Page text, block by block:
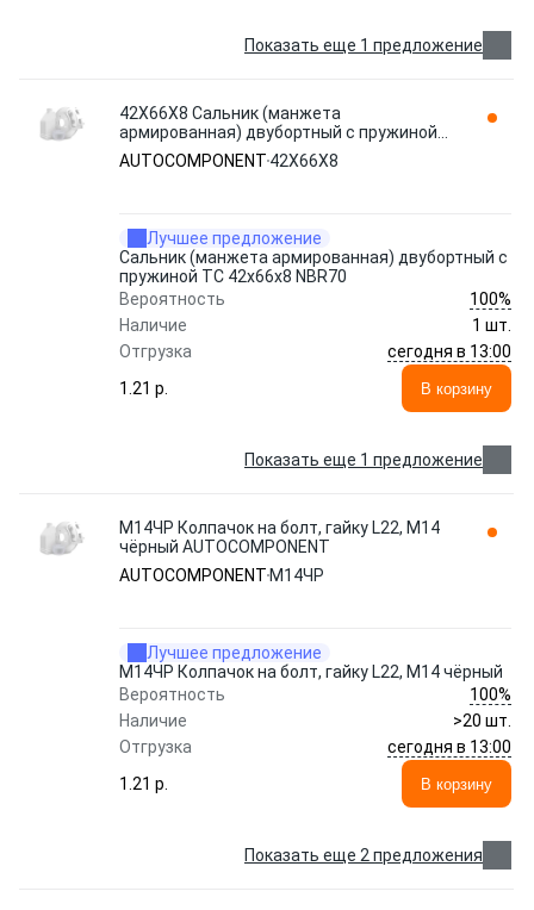
Показать еще 1 предложение
42Х66Х8 Сальник (манжета
армированная) двубортный с пружиной
TC 42х66х8 NBR70 AUTOCOMPONENT
AUTOCOMPONENT 42Х66Х8
Лучшее предложение
Сальник (манжета армированная) двубортный с
пружиной TC 42х66х8 NBR70
Вероятность
100%
Наличие
1 шт.
Отгрузка
сегодня в 13:00
1.21 p.
В корзину
Показать еще 1 предложение
М14ЧР Колпачок на болт, гайку L22, М14
чёрный AUTOCOMPONENT
AUTOCOMPONENT М14ЧР
Лучшее предложение
М14ЧР Колпачок на болт, гайку L22, М14 чёрный
Вероятность
100%
Наличие
>20 шт.
Отгрузка
сегодня в 13:00
1.21 p.
В корзину
Показать еще 2 предложения